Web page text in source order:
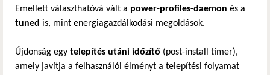
Emellett választhatóvá vált a power-profiles-daemon és a
tuned is, mint energiagazdálkodási megoldások.
Újdonság egy telepítés utáni időzítő (post-install timer),
amely javítja a felhasználói élményt a telepítési folyamat